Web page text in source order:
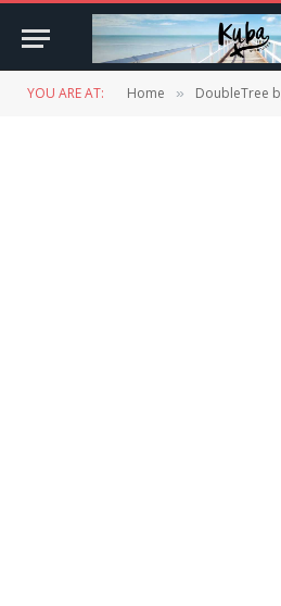
YOU ARE AT: Home » DoubleTree by